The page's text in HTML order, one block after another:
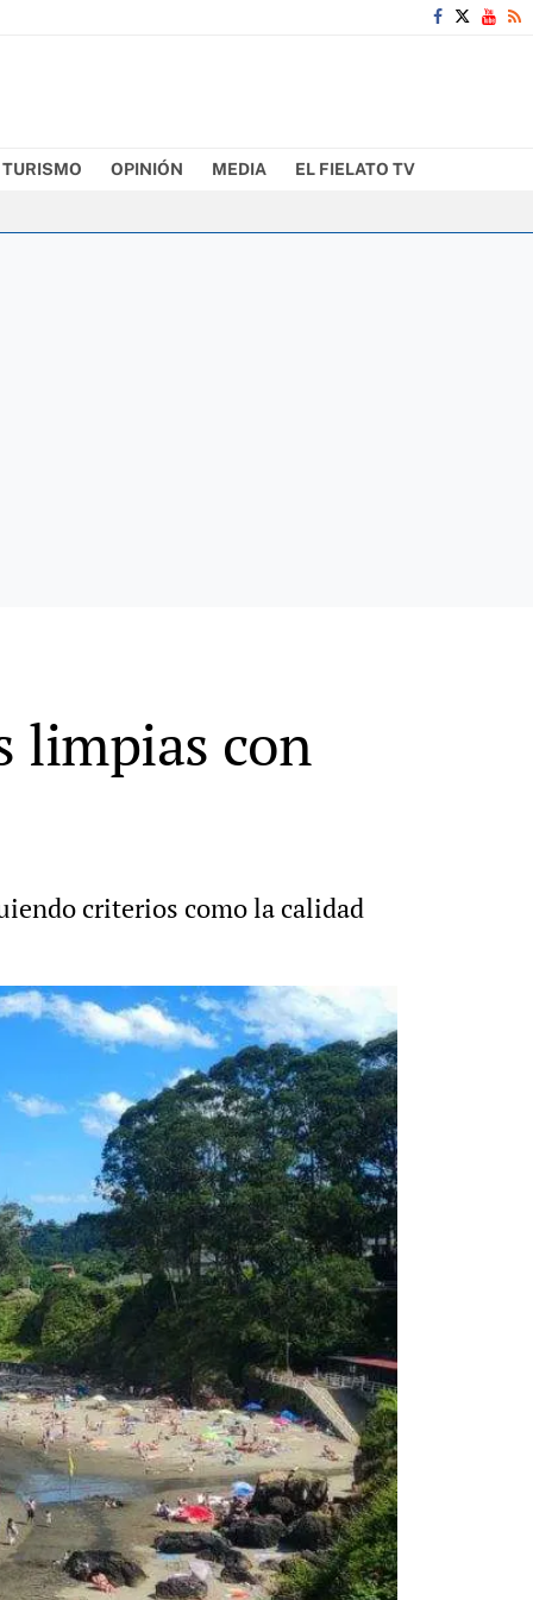
TURISMO OPINIÓN MEDIA EL FIELATO TV
limpias con
criterios como la calidad